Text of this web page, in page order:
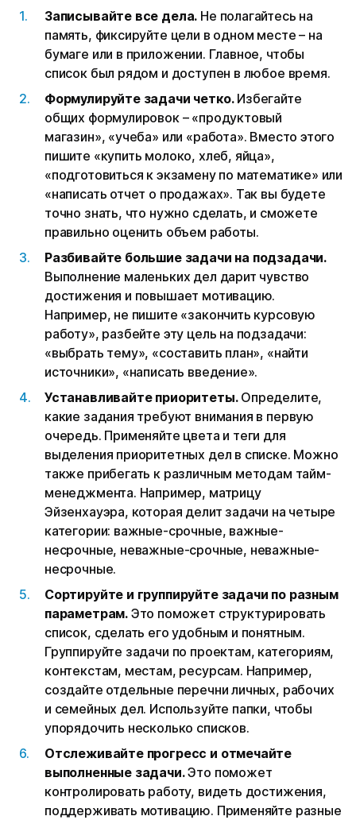
Записывайте все дела. Не полагайтесь на
память, фиксируйте цели в одном месте – на
бумаге или в приложении. Главное, чтобы
список был рядом и доступен в любое время.
Формулируйте задачи четко.Избегайте
общих формулировок – «продуктовый
магазин», «учеба» или «работа». Вместо этого
пишите «купить молоко, хлеб, яйца»,
«подготовиться к экзамену по математике» или
«написать отчет о продажах». Так вы будете
точно знать, что нужно сделать, и сможете
правильно оценить объем работы.
Разбивайте большие задачи на подзадачи.
Выполнение маленьких дел дарит чувство
достижения и повышает мотивацию.
Например, не пишите «закончить курсовую
работу», разбейте эту цель на подзадачи:
«выбрать тему», «составить план», «найти
источники», «написать введение».
Устанавливайте приоритеты.Определите,
какие задания требуют внимания в первую
очередь. Применяйте цвета и теги для
выделения приоритетных дел в списке. Можно
также прибегать к различным методам тайм-
менеджмента. Например, матрицу
Эйзенхауэра, которая делит задачи на четыре
категории: важные-срочные, важные-
несрочные, неважные-срочные, неважные-
несрочные.
Сортируйте и группируйте задачи по разным
параметрам. Это поможет структурировать
список, сделать его удобным и понятным.
Группируйте задачи по проектам, категориям,
контекстам, местам, ресурсам. Например,
создайте отдельные перечни личных, рабочих
и семейных дел. Используйте папки, чтобы
упорядочить несколько списков.
Отслеживайте прогресс и отмечайте
выполненные задачи.Это поможет
контролировать работу, видеть достижения,
поддерживать мотивацию. Применяйте разные